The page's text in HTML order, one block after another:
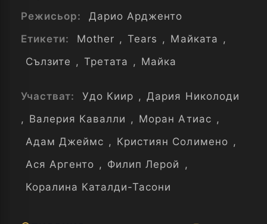
Режисьор:
Дарио Ардженто
Етикети:
Mother , Tears , Майката ,
Сълзите , Третата , Майка
Участват: Удо Киир , Дария Николоди
, Валерия Кавалли , Моран Атиас ,
Адам Джеймс , Кристиян Солимено ,
Ася Аргенто , Филип Лерой ,
Коралина Каталди-Тасони